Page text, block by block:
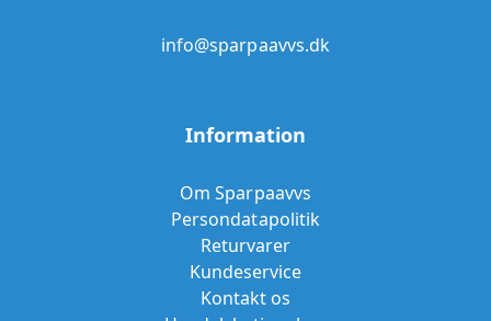
info@sparpaavvs.dk
Information
Om Sparpaavvs
Persondatapolitik
Returvarer
Kundeservice
Kontakt os